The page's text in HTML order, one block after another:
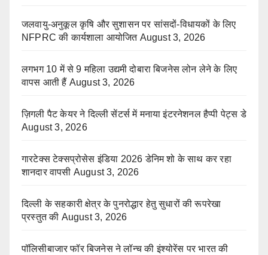
जलवायु-अनुकूल कृषि और सुशासन पर सांसदों-विधायकों के लिए
NFPRC की कार्यशाला आयोजित August 3, 2026
लगभग 10 में से 9 महिला उद्यमी दोबारा बिजनेस लोन लेने के लिए
वापस आती हैं August 3, 2026
ज़िगली पैट केयर ने दिल्ली सेंटर्स में मनाया इंटरनेशनल हैप्पी पेट्स डे
August 3, 2026
गारटेक्स टेक्सप्रोसेस इंडिया 2026 डेनिम शो के साथ कर रहा
शानदार वापसी August 3, 2026
दिल्ली के सहकारी क्षेत्र के पुनरोद्धार हेतु सुधारों की रूपरेखा
प्रस्तुत की August 3, 2026
पॉलिसीबाजार फॉर बिजनेस ने लॉन्च की इंश्योरेंस पर भारत की